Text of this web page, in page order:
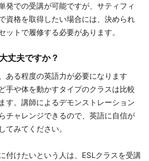
発での受講が可能ですが、サティフィ
資格を取得したい場合には、決められ
ットで履修する必要があります。
丈夫ですか？
ある程度の英語力が必要になります
手や体を動かすタイプのクラスは比較
す。講師によるデモンストレーション
チャレンジできるので、英語に自信が
てみてください。
付けたいという人は、ESLクラスを受講